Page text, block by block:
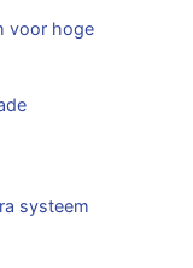
voor hoge
systeem